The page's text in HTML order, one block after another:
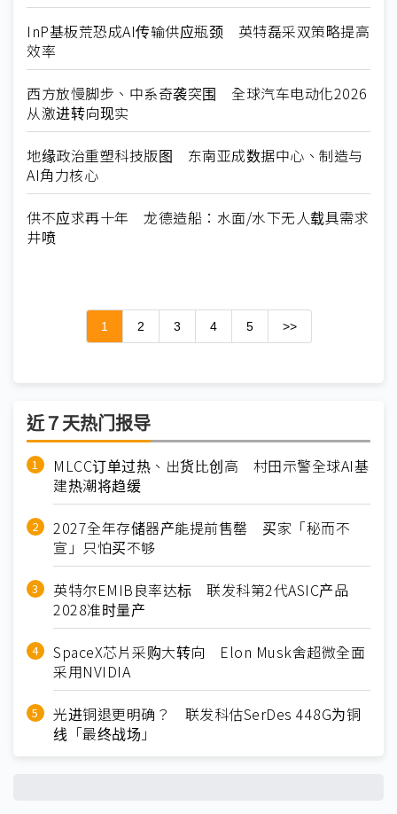
InP基板荒恐成AI传输供应瓶颈 英特磊采双策略提高
效率
西方放慢脚步、中系奇袭突围 全球汽车电动化2026
从激进转向现实
地缘政治重塑科技版图 东南亚成数据中心、制造与
AI角力核心
供不应求再十年 龙德造船：水面/水下无人载具需求
井喷
1 2 3 4 5 >>
近７天热门报导
MLCC订单过热、出货比创高 村田示警全球AI基
建热潮将趋缓
2027全年存储器产能提前售罄 买家「秘而不
宣」只怕买不够
英特尔EMIB良率达标 联发科第2代ASIC产品
2028准时量产
SpaceX芯片采购大转向 Elon Musk舍超微全面
采用NVIDIA
光进铜退更明确？ 联发科估SerDes 448G为铜
线「最终战场」